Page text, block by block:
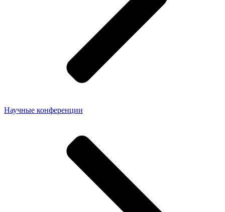
Научные конференции